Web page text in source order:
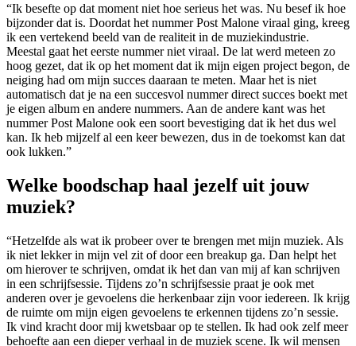
“Ik besefte op dat moment niet hoe serieus het was. Nu besef ik hoe
bijzonder dat is. Doordat het nummer Post Malone viraal ging, kreeg
ik een vertekend beeld van de realiteit in de muziekindustrie.
Meestal gaat het eerste nummer niet viraal. De lat werd meteen zo
hoog gezet, dat ik op het moment dat ik mijn eigen project begon, de
neiging had om mijn succes daaraan te meten. Maar het is niet
automatisch dat je na een succesvol nummer direct succes boekt met
je eigen album en andere nummers. Aan de andere kant was het
nummer Post Malone ook een soort bevestiging dat ik het dus wel
kan. Ik heb mijzelf al een keer bewezen, dus in de toekomst kan dat
ook lukken.”
Welke boodschap haal jezelf uit jouw
muziek?
“Hetzelfde als wat ik probeer over te brengen met mijn muziek. Als
ik niet lekker in mijn vel zit of door een breakup ga. Dan helpt het
om hierover te schrijven, omdat ik het dan van mij af kan schrijven
in een schrijfsessie. Tijdens zo’n schrijfsessie praat je ook met
anderen over je gevoelens die herkenbaar zijn voor iedereen. Ik krijg
de ruimte om mijn eigen gevoelens te erkennen tijdens zo’n sessie.
Ik vind kracht door mij kwetsbaar op te stellen. Ik had ook zelf meer
behoefte aan een dieper verhaal in de muziek scene. Ik wil mensen